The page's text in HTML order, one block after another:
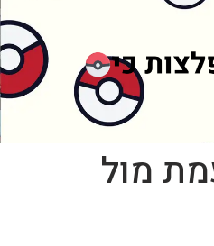
מול